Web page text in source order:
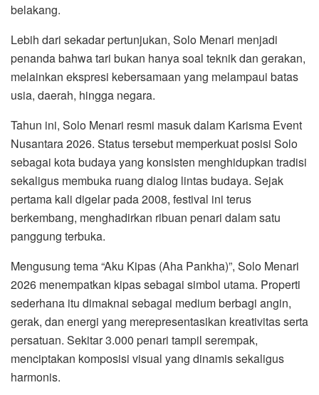
belakang.
Lebih dari sekadar pertunjukan, Solo Menari menjadi
penanda bahwa tari bukan hanya soal teknik dan gerakan,
melainkan ekspresi kebersamaan yang melampaui batas
usia, daerah, hingga negara.
Tahun ini, Solo Menari resmi masuk dalam Karisma Event
Nusantara 2026. Status tersebut memperkuat posisi Solo
sebagai kota budaya yang konsisten menghidupkan tradisi
sekaligus membuka ruang dialog lintas budaya. Sejak
pertama kali digelar pada 2008, festival ini terus
berkembang, menghadirkan ribuan penari dalam satu
panggung terbuka.
Mengusung tema “Aku Kipas (Aha Pankha)”, Solo Menari
2026 menempatkan kipas sebagai simbol utama. Properti
sederhana itu dimaknai sebagai medium berbagi angin,
gerak, dan energi yang merepresentasikan kreativitas serta
persatuan. Sekitar 3.000 penari tampil serempak,
menciptakan komposisi visual yang dinamis sekaligus
harmonis.